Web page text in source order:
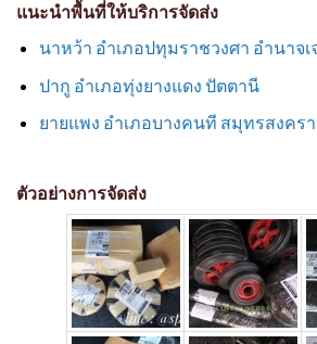
แนะนำพื้นที่ให้บริการจัดส่ง
นาหว้า อำเภอปทุมราชวงศา อำนาจ
ปากู อำเภอทุ่งยางแดง ปัตตานี
ยายแพง อำเภอบางคนที สมุทรสงคร
ตัวอย่างการจัดส่ง